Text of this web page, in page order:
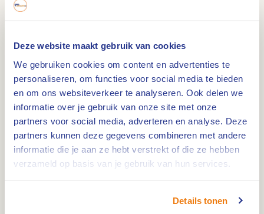
Deze website maakt gebruik van cookies
We gebruiken cookies om content en advertenties te
personaliseren, om functies voor social media te bieden
en om ons websiteverkeer te analyseren. Ook delen we
informatie over je gebruik van onze site met onze
partners voor social media, adverteren en analyse. Deze
partners kunnen deze gegevens combineren met andere
informatie die je aan ze hebt verstrekt of die ze hebben
verzameld op basis van je gebruik van hun services.
Details tonen
Proef de grensstreek! Asperge fietstocht: 53 Km.
staat: de Asperge!
Vertrek bij de parkeerplaats van Vakantiepark
Huttopia in Herkenbosch en geniet van de
prachtige natuur in zowel Nederland als
Duitsland. Fiets door bossen, langs akkers waar
de aspergevelden uitgestrekt het landschap
bepalen. Deze grensoverschrijdende fietstocht
toont aan dat smaken verbinden. Asperges